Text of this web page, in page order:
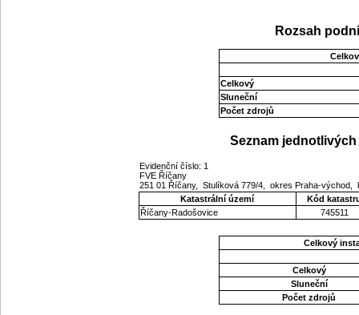
Rozsah
Celkový
Sluneční
Počet zdrojů
Seznam
Evidenční číslo: 1
FVE Říčany
251 01 Říčany, Stulíková 779/4, okres Praha-
Katastrální území
Kód
Říčany-Radošovice
745511
Celkový
Celkový
Sluneční
Počet zdrojů